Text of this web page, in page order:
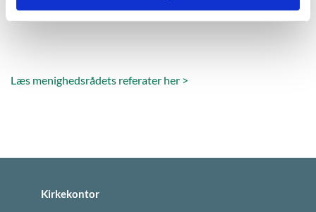
Læs menighedsrådets referater her >
Kirkekontor